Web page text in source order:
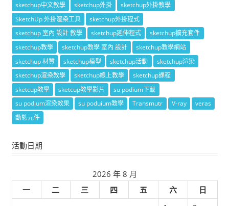
sketchup中文教學
sketchup外掛
sketchup外掛教學
SketchUp 外掛渲染工具
sketchup外掛程式
sketchup 室內 設計 教學
sketchup延伸程式
sketchup擴充套件
sketchup教學
sketchup教學 室內 設計
sketchup教學網站
sketchup 材質
sketchup模型 sketchup活動
sketchup渲染
sketchup渲染教學
sketchup線上教學
sketchup課程
sketcup教學
sketcup教學影片
su podium下載
su podium渲染效果
su poduium教學 Transmutr V-ray
veras
動態元件
活動日期
2026 年 8 月
一
二 三 四 五 六
日